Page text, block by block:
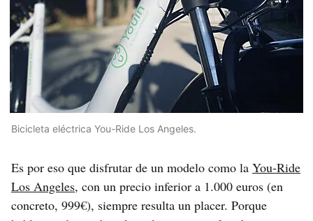
Bicicleta eléctrica You-Ride Los Angeles.
Es por eso que disfrutar de un modelo como la You-Ride
Los Angeles, con un precio inferior a 1.000 euros (en
concreto, 999€), siempre resulta un placer. Porque